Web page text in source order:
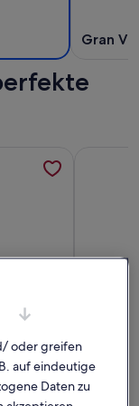
Gran Via
oder greifen
auf eindeutige
Daten zu